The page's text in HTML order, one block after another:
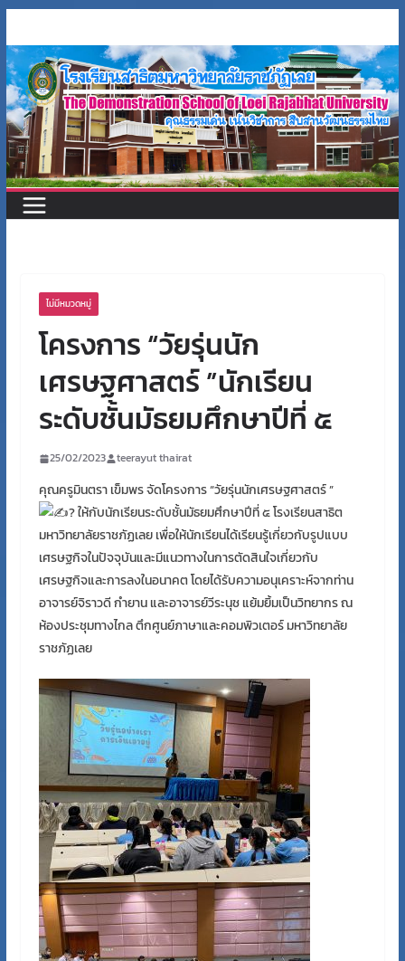
to
content
ไม่มีหมวดหมู่
โครงการ “วัยรุ่นนัก
เศรษฐศาสตร์ ”นักเรียน
ระดับชั้นมัธยมศึกษาปีที่ ๕
25/02/2023 teerayut thairat
คุณครูมินตรา เข็มพร จัดโครงการ “วัยรุ่นนักเศรษฐศาสตร์ ”
ให้กับนักเรียนระดับชั้นมัธยมศึกษาปีที่ ๕ โรงเรียนสาธิต
มหาวิทยาลัยราชภัฏเลย เพื่อให้นักเรียนได้เรียนรู้เกี่ยวกับรูปแบบ
เศรษฐกิจในปัจจุบันและมีแนวทางในการตัดสินใจเกี่ยวกับ
เศรษฐกิจและการลงในอนาคต โดยได้รับความอนุเคราะห์จากท่าน
อาจารย์จิราวดี กำยาน และอาจารย์วีระนุช แย้มยิ้มเป็นวิทยากร ณ
ห้องประชุมทางไกล ตึกศูนย์ภาษาและคอมพิวเตอร์ มหาวิทยาลัย
ราชภัฏเลย